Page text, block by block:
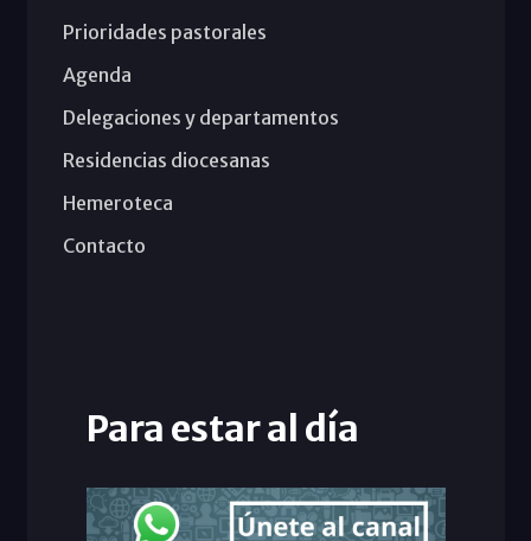
Prioridades pastorales
Agenda
Delegaciones y departamentos
Residencias diocesanas
Hemeroteca
Contacto
Para estar al día